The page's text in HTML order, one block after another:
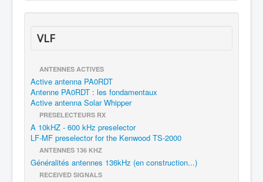
VLF
ANTENNES ACTIVES
Active antenna PA0RDT
Antenne PA0RDT : les fondamentaux
Active antenna Solar Whipper
PRESELECTEURS RX
A 10kHZ - 600 kHz preselector
LF-MF preselector for the Kenwood TS-2000
ANTENNES 136 KHZ
Généralités antennes 136kHz (en construction...)
RECEIVED SIGNALS